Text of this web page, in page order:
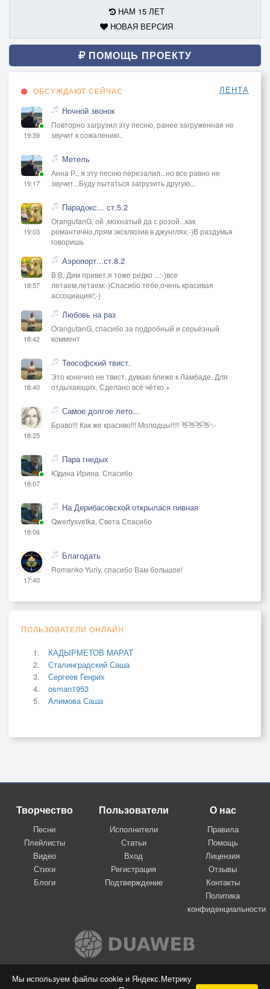
Мы используем файлы cookie и Яндекс.Метрику
НАМ 15 ЛЕТ
НОВАЯ ВЕРСИЯ
ПОМОЩЬ ПРОЕКТУ
ОБСУЖДАЮТ СЕЙЧАС ЛЕНТА
19:39
Ночной звонок
Повторно загрузил эту песню, ранее загруженная не
звучит к сожалению..
19:17
Метель
Анна Р., я эту песню перезалил...но все равно не
звучит...Буду пытаться загрузить другую...
19:03
Парадокс... ст.5.2
OrangutanG, ой ,мохнатый да с розой...как
романтично,прям эксклюзив в джунглях:-)В раздумья
говоришь
18:57
Аэропорт...ст.8.2
В В, Дим привет,я тоже редко ...:-)все
летаем,летаем:-)Спасибо тебе,очень красивая
ассоциация!;-)
18:42
Любовь на раз
OrangutanG, спасибо за подробный и серьёзный
коммент
18:40
Теософский твист.
Это конечно не твист, думаю ближе к Ламбаде. Для
отдыхающих. Сделано всё чётко +
18:25
Самое долгое лето...
Браво!!! Как же красиво!!! Молодцы!!!!! 👋👋👋👋✨
18:07
Пара гнедых
Юдина Ирина, Спасибо
18:06
На Дерибасовской открылася пивная
Qwertysvetka, Света Спасибо
17:40
Благодать
Romanko Yuriy, спасибо Вам большое!
ПОЛЬЗОВАТЕЛИ ОНЛАЙН
КАДЫРМЕТОВ МАРАТ
Сталинградский Саша
Сергеев Генрих
osman1953
Алимова Саша
Творчество
Песни
Плейлисты
Видео
Стихи
Блоги
Пользователи
Исполнители
Статьи
Вход
Регистрация
Подтверждение
О нас
Правила
Помощь
Лицензия
Отзывы
Контакты
Политика
конфиденциальности
Вконтакте